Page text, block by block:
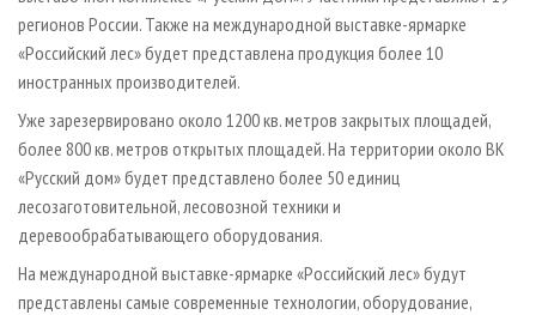
регионов России. Также на международной выставке-ярмарке
«Российский лес» будет представлена продукция более 10
иностранных производителей.
Уже зарезервировано около 1200 кв. метров закрытых площадей,
более 800 кв. метров открытых площадей. На территории около ВК
«Русский дом» будет представлено более 50 единиц
лесозаготовительной, лесовозной техники и
деревообрабатывающего оборудования.
На международной выставке-ярмарке «Российский лес» будут
представлены самые современные технологии, оборудование,